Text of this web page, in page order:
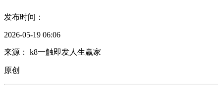
发布时间：
2026-05-19 06:06
来源： k8一触即发人生赢家
原创